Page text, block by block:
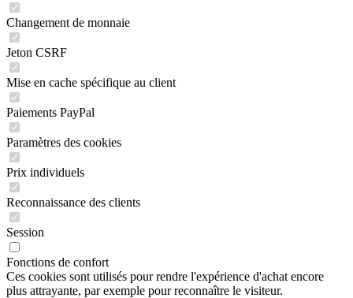
Changement de monnaie
Jeton CSRF
Mise en cache spécifique au client
Paiements PayPal
Paramètres des cookies
Prix individuels
Reconnaissance des clients
Session
Fonctions de confort
Ces cookies sont utilisés pour rendre l'expérience d'achat encore
plus attrayante, par exemple pour reconnaître le visiteur.